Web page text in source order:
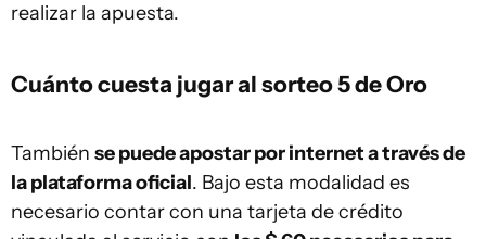
realizar la apuesta.
Cuánto cuesta jugar al sorteo 5 de Oro
También se puede apostar por internet a través de
la plataforma oficial. Bajo esta modalidad es
necesario contar con una tarjeta de crédito